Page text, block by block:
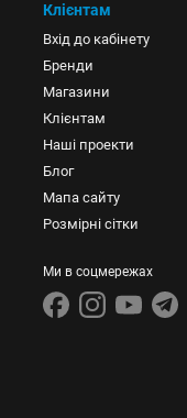
Клієнтам
Вхід до кабінету
Бренди
Магазини
Клієнтам
Наші проекти
Блог
Мапа сайту
Розмірні сітки
Ми в соцмережах